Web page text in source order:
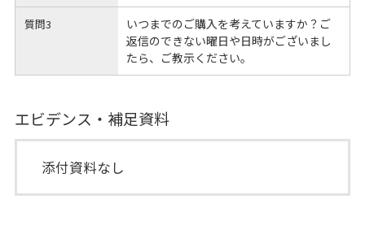
質問3
いつまでのご購入を考えていますか？ご
返信のできない曜日や日時がございまし
たら、ご教示ください。
エビデンス・補足資料
添付資料なし